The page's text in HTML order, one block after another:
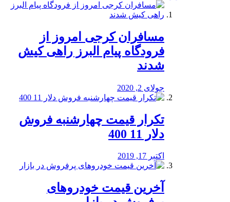
مسافران کرجی امروز از
فرودگاه پیام البرز راهی کیش
شدند
جولای 2, 2020
تکرار قیمت چهارشنبه فروش
دلار 11 400
اکتبر 17, 2019
آخرین قیمت خودرو‌های